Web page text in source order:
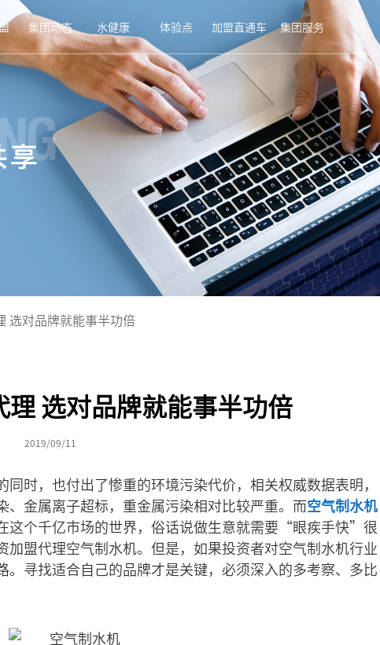
集团动态 水健康 体验点 加盟直通车 集团服务
选对品牌就能事半功倍
选对品牌就能事半功倍
2019/09/11
时，也付出了惨重的环境污染代价，相关权威数据表明，
金属离子超标，重金属污染相对比较严重。而空气制水机
这个千亿市场的世界，俗话说做生意就需要“眼疾手快”很
盟代理空气制水机。但是，如果投资者对空气制水机行业
寻找适合自己的品牌才是关键，必须深入的多考察、多比